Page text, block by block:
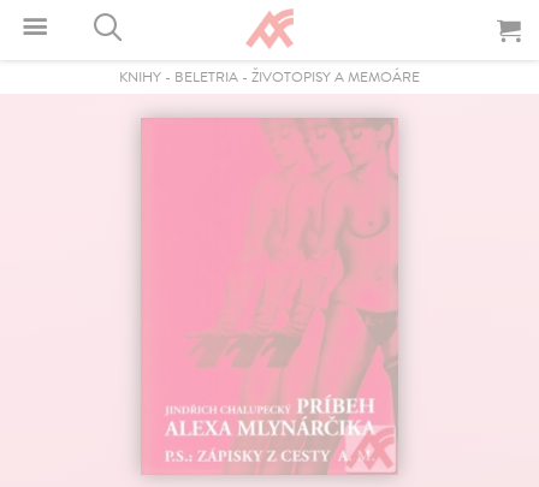
KNIHY - BELETRIA - ŽIVOTOPISY A MEMOÁRE